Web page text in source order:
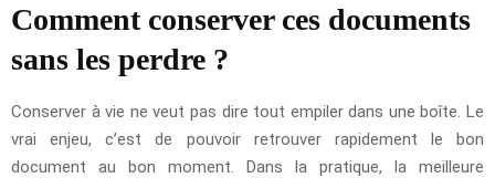
Comment conserver ces documents
sans les perdre ?
Conserver à vie ne veut pas dire tout empiler dans une boîte. Le
vrai enjeu, c’est de pouvoir retrouver rapidement le bon
document au bon moment. Dans la pratique, la meilleure